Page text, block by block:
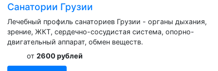
Санатории Грузии
Лечебный профиль санаториев Грузии - органы дыхания,
зрение, ЖКТ, сердечно-сосудистая система, опорно-
двигательный аппарат, обмен веществ.
от 2600 рублей